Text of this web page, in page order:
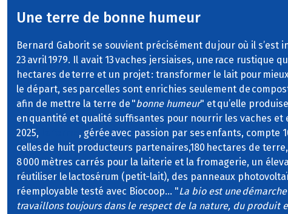
Une terre de bonne humeur
Bernard Gaborit se souvient précisément du jour où il s’est
23 avril 1979. Il avait 13 vaches jersiaises, une race rustique
hectares de terre et un projet : transformer le lait pour
le départ, ses parcelles sont enrichies seulement de
afin de mettre la terre de "bonne humeur" et qu’elle
en quantité et qualité suffisantes pour nourrir les vaches et
2025,
, gérée avec passion par ses enfants, compte
celles de huit producteurs partenaires,180 hectares de
8 000 mètres carrés pour la laiterie et la fromagerie, un
réutiliser le lactosérum (petit-lait), des panneaux
réemployable testé avec Biocoop… "La bio est une
travaillons toujours dans le respect de la nature, du produit